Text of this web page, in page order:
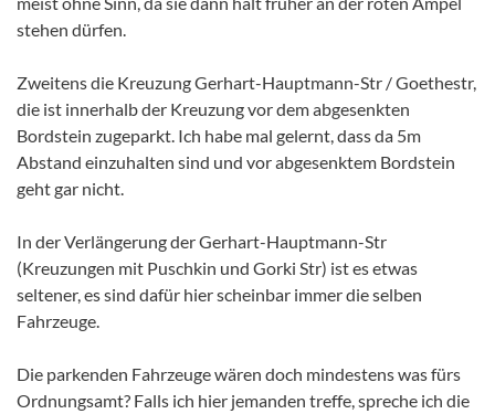
stehen dürfen.
Zweitens die Kreuzung Gerhart-Hauptmann-Str / Goethestr,
die ist innerhalb der Kreuzung vor dem abgesenkten
Bordstein zugeparkt. Ich habe mal gelernt, dass da 5m
Abstand einzuhalten sind und vor abgesenktem Bordstein
geht gar nicht.
In der Verlängerung der Gerhart-Hauptmann-Str
(Kreuzungen mit Puschkin und Gorki Str) ist es etwas
seltener, es sind dafür hier scheinbar immer die selben
Fahrzeuge.
Die parkenden Fahrzeuge wären doch mindestens was fürs
Ordnungsamt? Falls ich hier jemanden treffe, spreche ich die